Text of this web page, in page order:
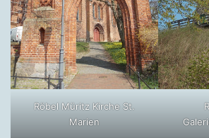
Röbel Müritz Kirche St.
Marien